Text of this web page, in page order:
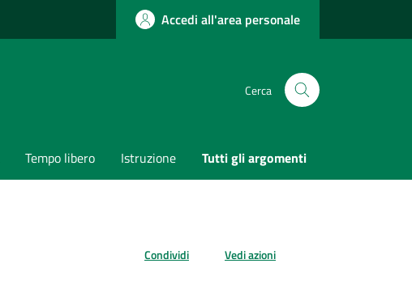
Accedi all'area personale
Cerca
Tempo libero Istruzione Tutti gli argomenti
Condividi Vedi azioni